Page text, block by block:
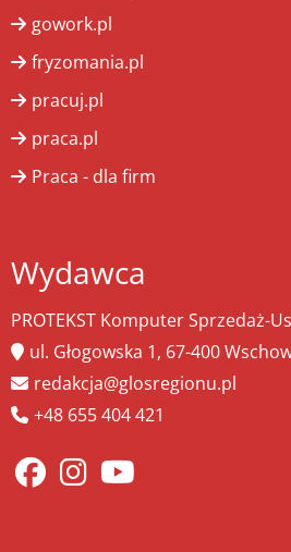
gowork.pl
fryzomania.pl
pracuj.pl
praca.pl
Praca - dla firm
Wydawca
PROTEKST Komputer Sprzedaż-
ul. Głogowska 1, 67-400
redakcja@glosregionu.pl
+48 655 404 421